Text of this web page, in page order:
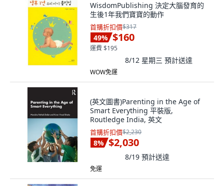
WisdomPublishing 決定大腦發育的
生後1年我們寶寶的動作
首購折扣價$317
49% $160
運費 $195
8/12 星期三 預計送達
WOW免運
(英文圖書)Parenting in the Age of
Smart Everything 平裝版,
Routledge India, 英文
首購折扣價$2,230
8% $2,030
8/19 預計送達
免運